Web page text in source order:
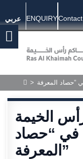
عربي ENQUIRY
>
الخيمة
في “حصاد
المعرفة”